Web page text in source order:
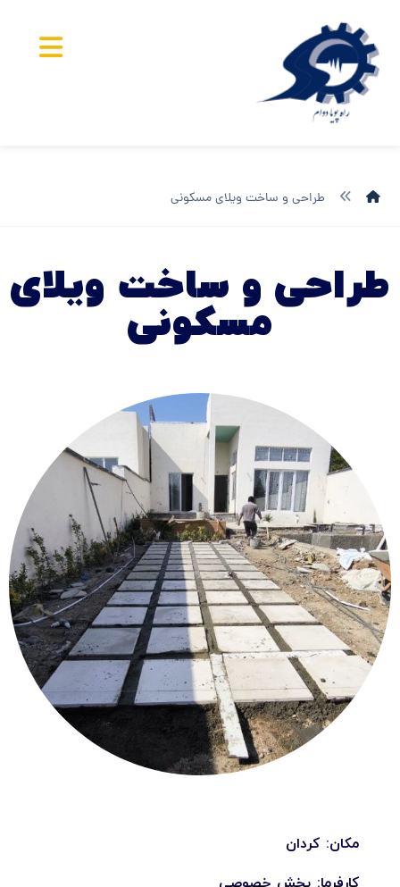
طراحی و ساخت ویلای مسکونی
طراحی و ساخت ویلای
مسکونی
مکان: کردان